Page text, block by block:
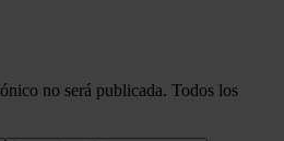
no será publicada. Todos los